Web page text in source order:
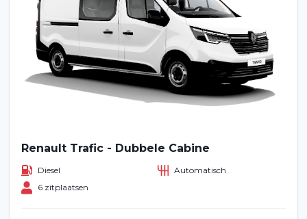
Renault Trafic - Dubbele Cabine
Diesel
Automatisch
6 zitplaatsen